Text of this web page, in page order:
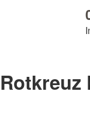
Rotkreuz